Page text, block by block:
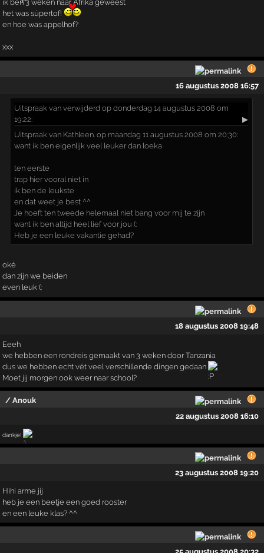
ik ben 3 weken naar Afrika geweest
het was súpertof!
en hoe was appelhof?
xxx
16 augustus 2008 16:57
Uitspraak van verwijderd op donderdag 14 augustus 2008 om
19:22:
▶
Uitspraak van Kathleen. op maandag 11 augustus 2008 om 20:30:
want ik ben eigenlijk veel leuker dan loeka
ten eerste
trap hier vooral niet in
ik ben de leukste
en dat weet je best ^^
Je hoeft ten tweede helemaal niet bang voor mij te zijn
want ik ben altijd heel lief voor jou (:
Heb je een leuke vakantie gehad?
oké
dan zijn we beiden
even leuk (:
18 augustus 2008 19:48
Eeeh
we hebben een rondreis gemaakt van 3 weken door Tanzania
dus we hebben echt vét veel verschillende dingen gedaan
Moet jij morgen ook weer naar school?
/ Anouk
22 augustus 2008 16:10
dankje!
23 augustus 2008 19:20
Hihi arme jij
heb je een beetje een goed rooster
en een leuke klas? ^^